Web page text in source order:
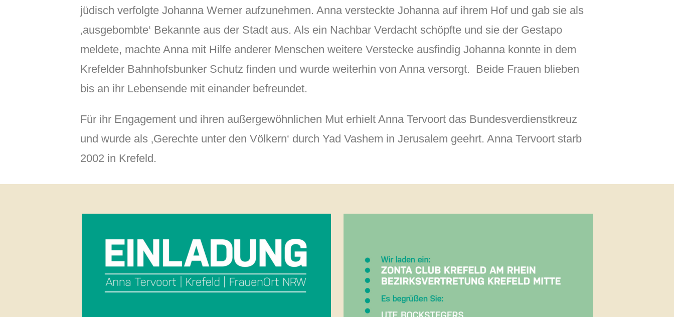
jüdisch verfolgte Johanna Werner aufzunehmen. Anna versteckte Johanna auf ihrem Hof und gab sie als
‚ausgebombte‘ Bekannte aus der Stadt aus. Als ein Nachbar Verdacht schöpfte und sie der Gestapo
meldete, machte Anna mit Hilfe anderer Menschen weitere Verstecke ausfindig Johanna konnte in dem
Krefelder Bahnhofsbunker Schutz finden und wurde weiterhin von Anna versorgt. Beide Frauen blieben
bis an ihr Lebensende mit einander befreundet.
Für ihr Engagement und ihren außergewöhnlichen Mut erhielt Anna Tervoort das Bundesverdienstkreuz
und wurde als ‚Gerechte unter den Völkern‘ durch Yad Vashem in Jerusalem geehrt. Anna Tervoort starb
2002 in Krefeld.